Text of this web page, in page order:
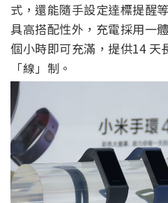
式，還能隨手設定達標提醒
具高搭配性外，充電採用一
個小時即可充滿，提供14 天
「線」制。